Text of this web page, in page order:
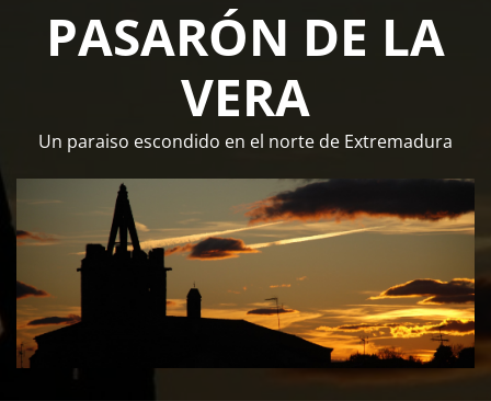
PASARÓN DE LA
VERA
Un paraiso escondido en el norte de Extremadura